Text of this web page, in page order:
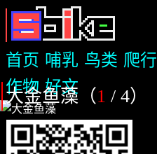
首页 哺乳 鸟类 爬行
作物 好文
大金鱼藻（1 / 4）